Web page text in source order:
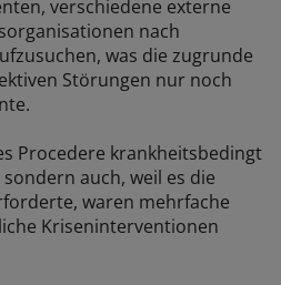
verschiedene externe
nach
was die zugrunde
Störungen nur noch
Procedere krankheitsbedingt
auch, weil es die
waren mehrfache
Kriseninterventionen